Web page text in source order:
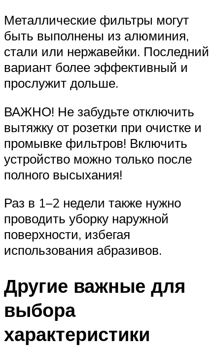
Металлические фильтры могут
быть выполнены из алюминия,
стали или нержавейки. Последний
вариант более эффективный и
прослужит дольше.
ВАЖНО! Не забудьте отключить
вытяжку от розетки при очистке и
промывке фильтров! Включить
устройство можно только после
полного высыхания!
Раз в 1–2 недели также нужно
проводить уборку наружной
поверхности, избегая
использования абразивов.
Другие важные для
выбора
характеристики